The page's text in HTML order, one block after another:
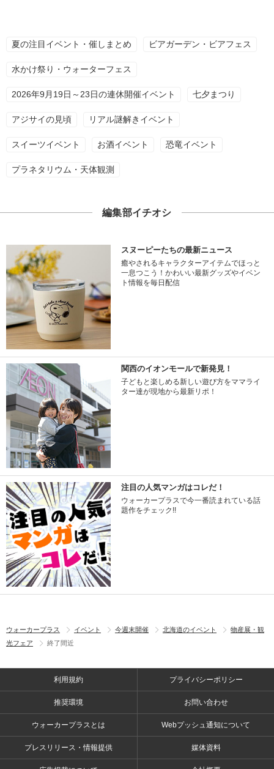
夏の注目イベント・催しまとめ ビアガーデン・ビアフェス
水かけ祭り・ウォーターフェス
2026年9月19日～23日の連休開催イベント 七夕まつり
アジサイの見頃 リアル謎解きイベント
スイーツイベント お酒イベント 恐竜イベント
プラネタリウム・天体観測
編集部イチオシ
スヌーピーたちの最新ニュース
癒やされるキャラクターアイテムでほっと
一息つこう！かわいい最新グッズやイベン
ト情報を毎日配信
関西のイオンモールで新発見！
子どもと楽しめる新しい遊び方をママライ
ター達が現地から最新リポ！
注目の人気マンガはコレだ！
ウォーカープラスで今一番読まれている話
題作をチェック!!
ウォーカープラス イベント 今週末開催 北海道のイベント
物産展・観
光フェア
終了間近
利用規約 プライバシーポリシー
推奨環境 お問い合わせ
ウォーカープラスとは Webプッシュ通知について
プレスリリース・情報提供 媒体資料